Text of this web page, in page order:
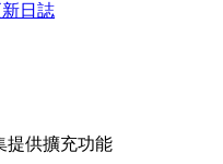
日誌
提供擴充功能